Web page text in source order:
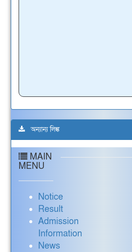
অন্যান্য লিঙ্ক
MAIN
MENU
Notice
Result
Admission
Information
News